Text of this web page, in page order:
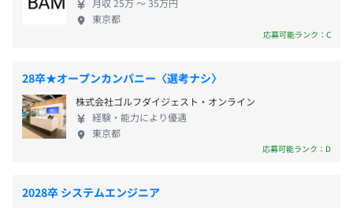
技術力向上を目的に、題材となる書籍を決め、チームでデ
●ハッカソン
自主的にチームを組み、ハッカソンに参加。（Microsoft
のハッカソンではグランプリを受賞しています！）
・支度金制度
年1回（7月）
前年度の有給休暇の平均取得日数
8.6日
前事業年度の育児休業取得者数／出産者数
男性24人/28人
や戦略を把握し、伴走できる点も当社の強みの1つで
す。 顧客から直接「ありがとう」という感謝の言葉
月収 25万 〜 35万円
東京都
応募可能ランク：C
28卒★オープンカンパニー〈選考ナシ〉
株式会社ゴルフダイジェスト・オンライン
経験・能力により優遇
東京都
応募可能ランク：D
2028卒 システムエンジニア